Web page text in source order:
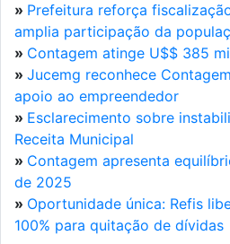
» Prefeitura reforça
amplia participação da
» Contagem atinge U$$ 385
» Jucemg reconhece
apoio ao empreendedor
» Esclarecimento sobre
Receita Municipal
» Contagem apresenta
de 2025
» Oportunidade única: Refis
100% para quitação de dívidas